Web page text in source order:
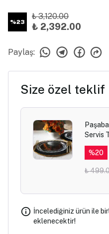
%23
₺ 3,120.00
₺ 2,392.00
Paylaş:
Size özel teklif
Servis
%20
₺
İncelediğiniz ürün ile
eklenecektir!